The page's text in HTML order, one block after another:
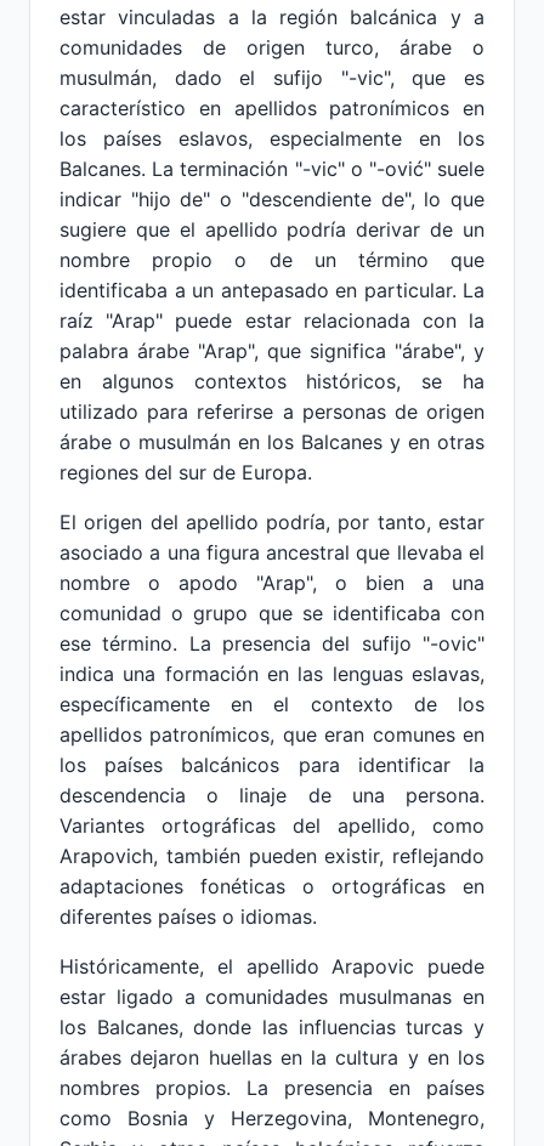
estar vinculadas a la región balcánica y a
comunidades de origen turco, árabe o
musulmán, dado el sufijo "-vic", que es
característico en apellidos patronímicos en
los países eslavos, especialmente en los
Balcanes. La terminación "-vic" o "-ović" suele
indicar "hijo de" o "descendiente de", lo que
sugiere que el apellido podría derivar de un
nombre propio o de un término que
identificaba a un antepasado en particular. La
raíz "Arap" puede estar relacionada con la
palabra árabe "Arap", que significa "árabe", y
en algunos contextos históricos, se ha
utilizado para referirse a personas de origen
árabe o musulmán en los Balcanes y en otras
regiones del sur de Europa.
El origen del apellido podría, por tanto, estar
asociado a una figura ancestral que llevaba el
nombre o apodo "Arap", o bien a una
comunidad o grupo que se identificaba con
ese término. La presencia del sufijo "-ovic"
indica una formación en las lenguas eslavas,
específicamente en el contexto de los
apellidos patronímicos, que eran comunes en
los países balcánicos para identificar la
descendencia o linaje de una persona.
Variantes ortográficas del apellido, como
Arapovich, también pueden existir, reflejando
adaptaciones fonéticas o ortográficas en
diferentes países o idiomas.
Históricamente, el apellido Arapovic puede
estar ligado a comunidades musulmanas en
los Balcanes, donde las influencias turcas y
árabes dejaron huellas en la cultura y en los
nombres propios. La presencia en países
como Bosnia y Herzegovina, Montenegro,